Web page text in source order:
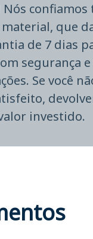
Nós confiamos
que
de 7 dias
segurança e
Se você
investido.